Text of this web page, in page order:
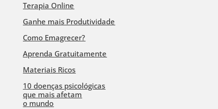
Terapia Online
Ganhe mais Produtividade
Como Emagrecer?
Aprenda Gratuitamente
Materiais Ricos
10 doenças psicológicas
que mais afetam
o mundo